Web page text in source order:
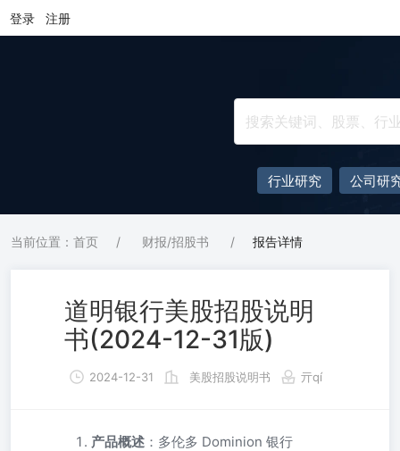
登录 注册
行业研究 公司研
当前位置：首页 / 财报/招股书 / 报告详情
道明银行美股招股说明
书(2024-12-31版)
2024-12-31 美股招股说明书 亓qí
产品概述 ：多伦多 Dominion 银行